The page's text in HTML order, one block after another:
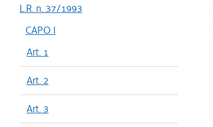
L.R. n. 37/1993
CAPO I
Art. 1
Art. 2
Art. 3